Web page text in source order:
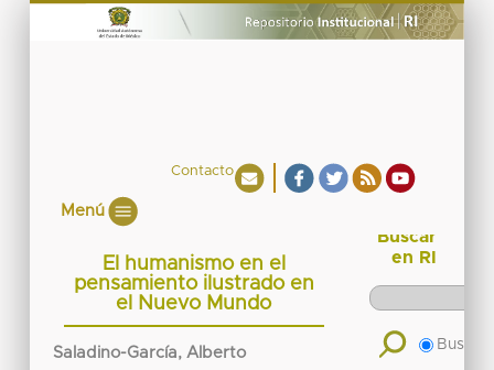
Contacto
Menú
El humanismo en el
pensamiento ilustrado en
el Nuevo Mundo
Saladino-García, Alberto
Buscar
en RI
Buscar